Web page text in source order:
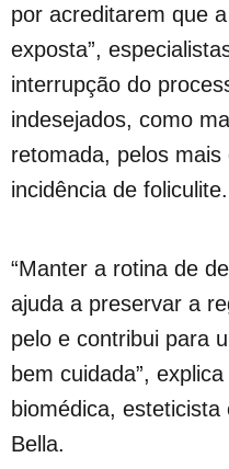
por acreditarem que
exposta”,
interrupção do
indesejados, como
retomada, pelos
incidência de foliculite.
“Manter a rotina de
ajuda a preservar a
pelo e contribui para
bem cuidada”,
biomédica, esteticista
Bella.